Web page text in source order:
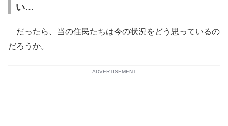
い…
だったら、当の住民たちは今の状況をどう思っているの
だろうか。
ADVERTISEMENT